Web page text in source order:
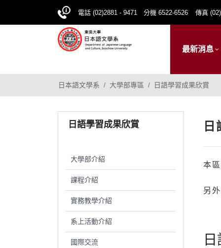
電話 (02)2881 - 9471 分機 6522-6526 傳真
最新消息
日本語文學系 大學部專區 日語學習成果欣賞
日語學習成果欣賞
大學部介紹
課程介紹
實務教學介紹
系上活動介紹
國際交流
本
另